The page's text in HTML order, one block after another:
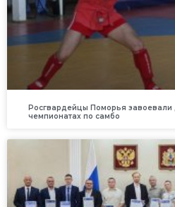
Росгвардейцы Поморья завоевали
чемпионатах по самбо